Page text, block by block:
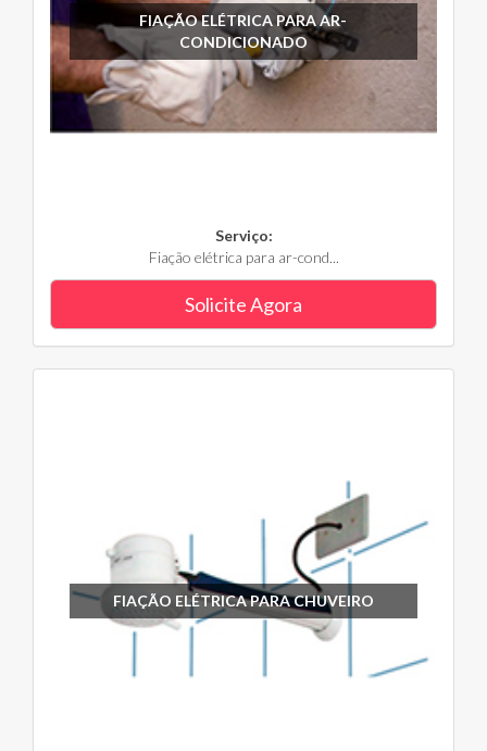
FIAÇÃO ELÉTRICA PARA AR-
CONDICIONADO
Serviço:
Fiação elétrica para ar-cond...
Solicite Agora
FIAÇÃO ELÉTRICA PARA CHUVEIRO